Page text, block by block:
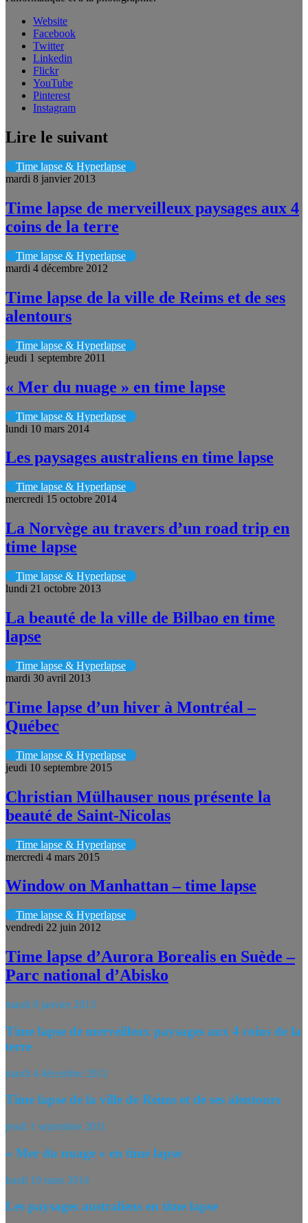
Website
Facebook
Twitter
Linkedin
Flickr
YouTube
Pinterest
Instagram
Lire le suivant
Time lapse & Hyperlapse
mardi 8 janvier 2013
Time lapse de merveilleux paysages aux 4
coins de la terre
Time lapse & Hyperlapse
mardi 4 décembre 2012
Time lapse de la ville de Reims et de ses
alentours
Time lapse & Hyperlapse
jeudi 1 septembre 2011
« Mer du nuage » en time lapse
Time lapse & Hyperlapse
lundi 10 mars 2014
Les paysages australiens en time lapse
Time lapse & Hyperlapse
mercredi 15 octobre 2014
La Norvège au travers d’un road trip en
time lapse
Time lapse & Hyperlapse
lundi 21 octobre 2013
La beauté de la ville de Bilbao en time
lapse
Time lapse & Hyperlapse
mardi 30 avril 2013
Time lapse d’un hiver à Montréal –
Québec
Time lapse & Hyperlapse
jeudi 10 septembre 2015
Christian Mülhauser nous présente la
beauté de Saint-Nicolas
Time lapse & Hyperlapse
mercredi 4 mars 2015
Window on Manhattan – time lapse
Time lapse & Hyperlapse
vendredi 22 juin 2012
Time lapse d’Aurora Borealis en Suède –
Parc national d’Abisko
mardi 8 janvier 2013
Time lapse de merveilleux paysages aux 4 coins de la
terre
mardi 4 décembre 2012
Time lapse de la ville de Reims et de ses alentours
jeudi 1 septembre 2011
« Mer du nuage » en time lapse
lundi 10 mars 2014
Les paysages australiens en time lapse